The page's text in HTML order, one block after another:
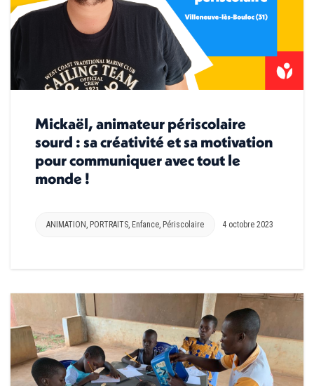
Mickaël, animateur périscolaire
sourd : sa créativité et sa motivation
pour communiquer avec tout le
monde !
ANIMATION PORTRAITS Enfance Périscolaire 4 octobre 2023